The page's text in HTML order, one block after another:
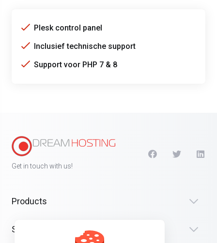
Plesk control panel
Inclusief technische support
Support voor PHP 7 & 8
Get in touch with us!
Products
Security & Tools